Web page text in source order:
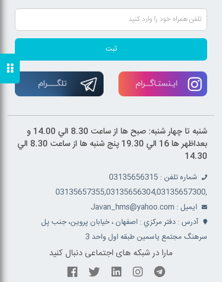
ثبت
شنبه تا چهار شنبه: صبح ها از ساعت 8.30 الي 14.00 و
بعداظهر ها 16 الي 19.30 پنج شنبه ها از ساعت 8.30 الي
14.30
شماره تلفن : 03135656315
,03135657355,03135656304,03135657300
ايميل : Javan_hms@yahoo.com
آدرس : دفتر مرکزي : اصفهان ، خيابان پروين، جنب پل
سرهنگ مجتمع ياسمين طبقه اول واحد 3
مارا در شبکه های اجتماعی دنبال کنید